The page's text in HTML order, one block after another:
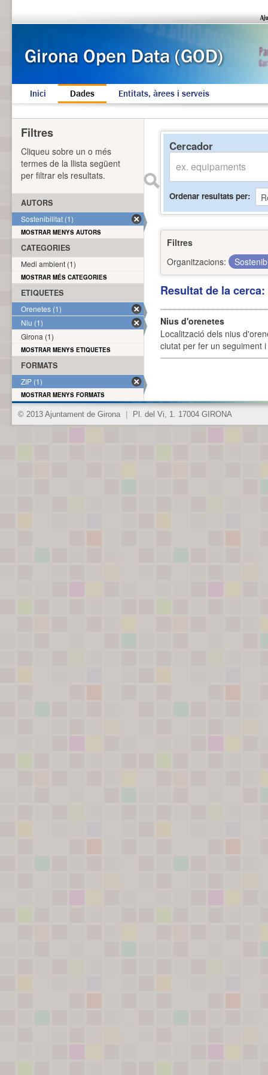
Inici Dades Entitats, àrees i serveis
Cercador
Ordenar resultats per
Filtres
Organitzacions:
Resultat de la
Nius d'orenetes
Localització dels nius
ciutat per fer un seguiment
Filtres
Cliqueu sobre un o més
termes de la llista següent
per filtrar els resultats.
AUTORS
Sostenibilitat (1)
MOSTRAR MENYS AUTORS
CATEGORIES
Medi ambient (1)
MOSTRAR MÉS CATEGORIES
ETIQUETES
Orenetes (1)
Niu (1)
Girona (1)
MOSTRAR MENYS ETIQUETES
FORMATS
ZIP (1)
MOSTRAR MENYS FORMATS
© 2013 Ajuntament de Girona Pl. del Vi, 1. 17004 GIRONA